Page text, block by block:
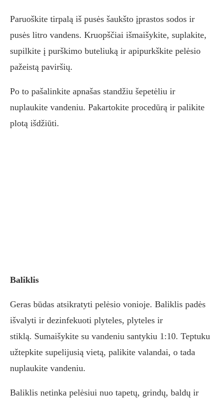
Paruoškite tirpalą iš pusės šaukšto įprastos sodos ir
pusės litro vandens. Kruopščiai išmaišykite, suplakite,
supilkite į purškimo buteliuką ir apipurkškite pelėsio
pažeistą paviršių.
Po to pašalinkite apnašas standžiu šepetėliu ir
nuplaukite vandeniu. Pakartokite procedūrą ir palikite
plotą išdžiūti.
Baliklis
Geras būdas atsikratyti pelėsio vonioje. Baliklis padės
išvalyti ir dezinfekuoti plyteles, plyteles ir
stiklą. Sumaišykite su vandeniu santykiu 1:10. Teptuku
užtepkite supelijusią vietą, palikite valandai, o tada
nuplaukite vandeniu.
Baliklis netinka pelėsiui nuo tapetų, grindų, baldų ir